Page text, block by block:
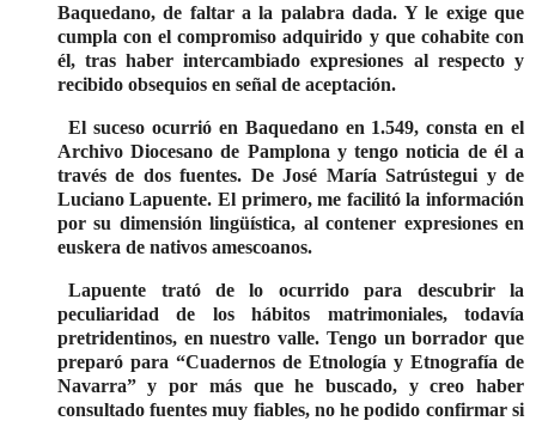
Baquedano, de faltar a la palabra dada. Y le exige que
cumpla con el compromiso adquirido y que cohabite con
él, tras haber intercambiado expresiones al respecto y
recibido obsequios en señal de aceptación.
El suceso ocurrió en Baquedano en 1.549, consta en el
Archivo Diocesano de Pamplona y tengo noticia de él a
través de dos fuentes. De José María Satrústegui y de
Luciano Lapuente. El primero, me facilitó la información
por su dimensión lingüística, al contener expresiones en
euskera de nativos amescoanos.
Lapuente trató de lo ocurrido para descubrir la
peculiaridad de los hábitos matrimoniales, todavía
pretridentinos, en nuestro valle. Tengo un borrador que
preparó para “Cuadernos de Etnología y Etnografía de
Navarra” y por más que he buscado, y creo haber
consultado fuentes muy fiables, no he podido confirmar si